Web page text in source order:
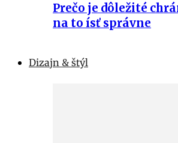
Prečo je dôležité
na to ísť správne
Dizajn & štýl